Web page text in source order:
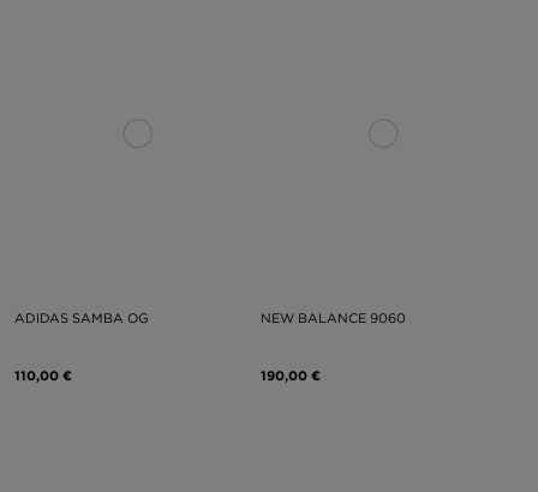
ADIDAS SAMBA OG
110,00 €
NEW BALANCE 9060
190,00 €